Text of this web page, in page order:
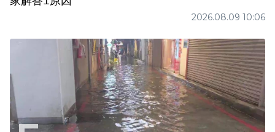
2026.08.09 10:06